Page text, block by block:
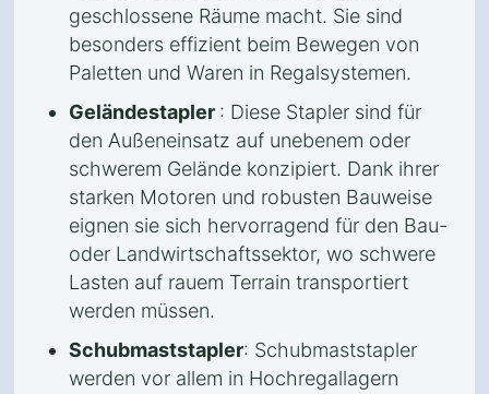
geschlossene Räume macht. Sie sind
besonders effizient beim Bewegen von
Paletten und Waren in Regalsystemen.
Geländestapler : Diese Stapler sind für
den Außeneinsatz auf unebenem oder
schwerem Gelände konzipiert. Dank ihrer
starken Motoren und robusten Bauweise
eignen sie sich hervorragend für den Bau-
oder Landwirtschaftssektor, wo schwere
Lasten auf rauem Terrain transportiert
werden müssen.
Schubmaststapler: Schubmaststapler
werden vor allem in Hochregallagern